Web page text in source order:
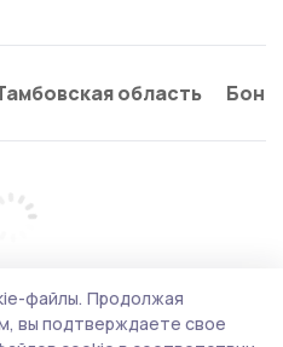
область
файлы. Продолжая
вы подтверждаете свое